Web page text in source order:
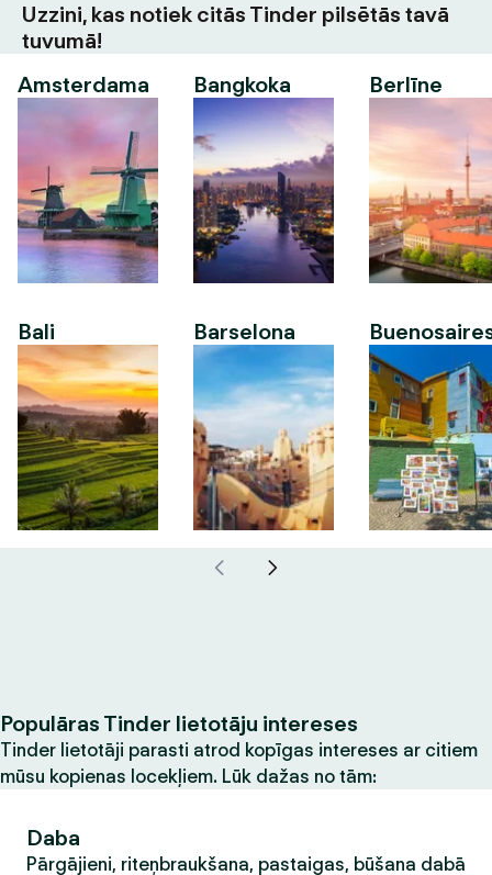
Uzzini, kas notiek citās Tinder pilsētās tavā
tuvumā!
Amsterdama
Bali
Bangkoka
Barselona
Berlīne
Populāras Tinder lietotāju intereses
Tinder lietotāji parasti atrod kopīgas intereses ar citiem
mūsu kopienas locekļiem. Lūk dažas no tām:
Daba
Pārgājieni, riteņbraukšana, pastaigas, būšana dabā